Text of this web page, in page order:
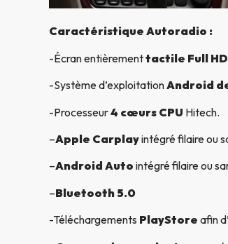
Caractéristique Autoradio :
-Écran entièrementtactile Full
-Système d’exploitationAndroid
-Processeur4 cœurs CPU Hitech.
–Apple Carplayintégré filaire ou
–Android Auto intégré filaire ou
–Bluetooth 5.0
-Téléchargements PlayStore afin